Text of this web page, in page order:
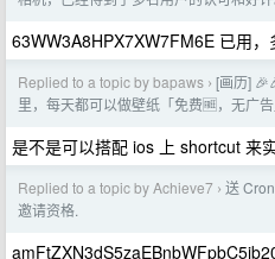
63WW3A8HPX7XW7FM6E 已用，
Replied to a topic by bapaws › [画历]
里，每天都可以做壁纸「免费🆓，无广告
是不是可以搭配 ios 上 shortcut 来
Replied to a topic by Achieve7 › 送
邀请资格.